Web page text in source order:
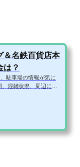
＆名鉄百貨店本
は？
駐車場の情報が気に
混雑状況、周辺に予
2-5車両制限2.0m6.0m
6時～23時まで支払方